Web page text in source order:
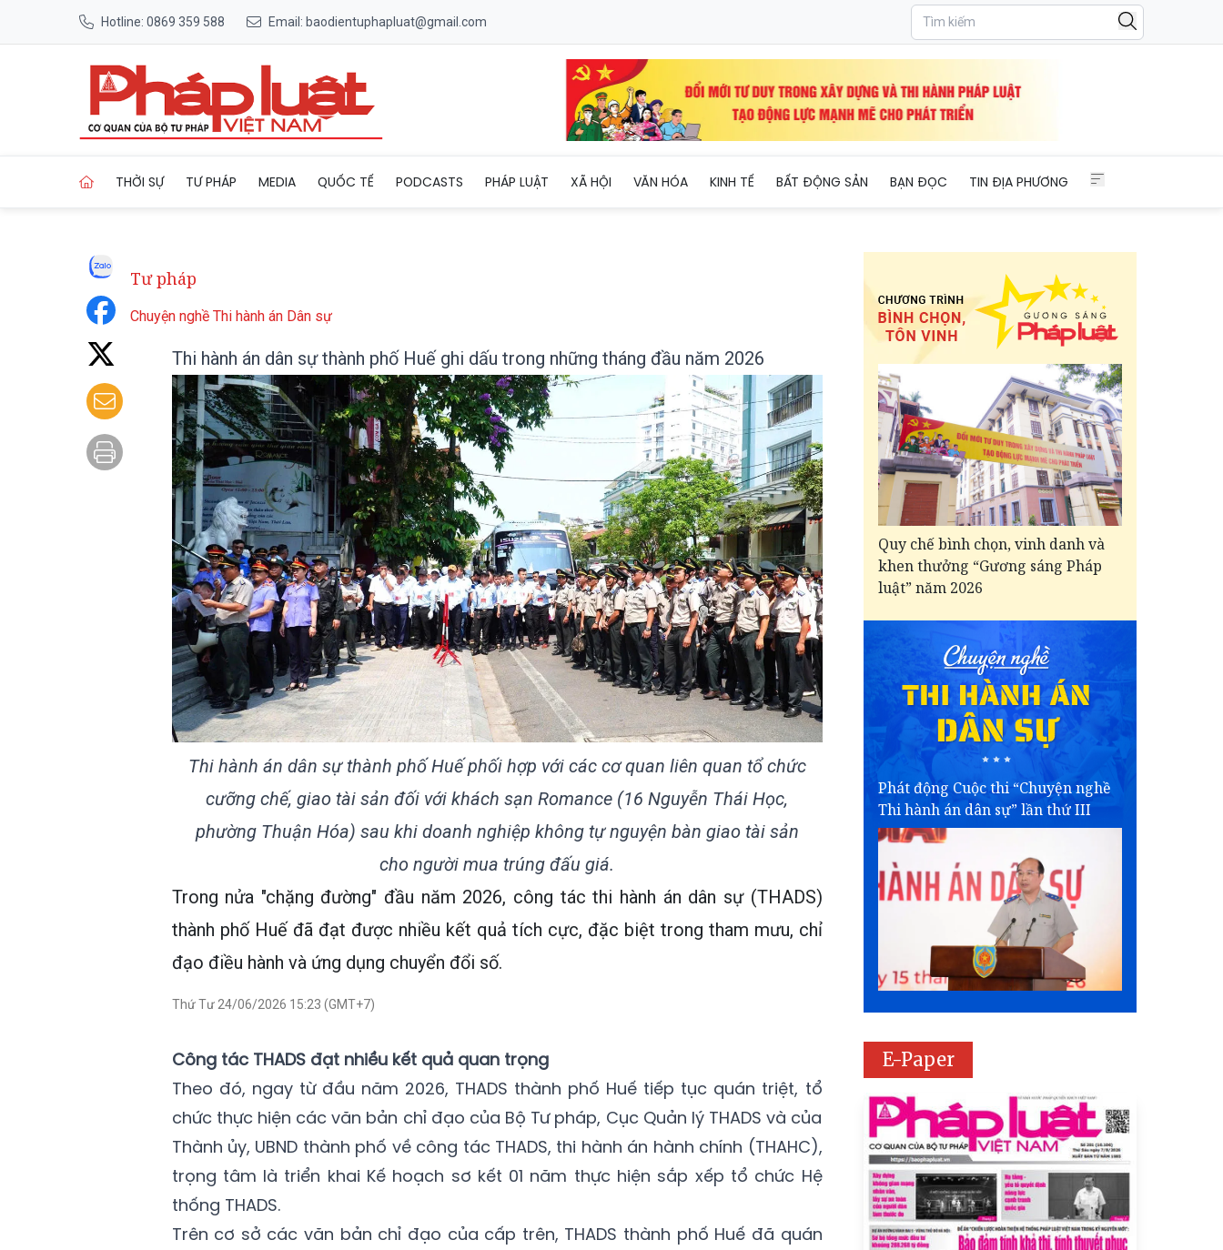
Hotline: 0869 359 588 Email: baodientuphapluat@gmail.com
THỜI SỰ TƯ PHÁP MEDIA QUỐC TẾ PODCASTS PHÁP LUẬT XÃ HỘI VĂN HÓA KINH TẾ BẤT ĐỘNG SẢN BẠN ĐỌC TIN ĐỊA PHƯƠNG
Tư pháp
Chuyện nghề Thi hành án Dân sự
Thi hành án dân sự thành phố Huế ghi dấu trong những tháng đầu năm 2026
Thi hành án dân sự thành phố Huế phối hợp với các cơ quan liên quan tổ chức
cưỡng chế, giao tài sản đối với khách sạn Romance (16 Nguyễn Thái Học,
phường Thuận Hóa) sau khi doanh nghiệp không tự nguyện bàn giao tài sản
cho người mua trúng đấu giá.
Trong nửa "chặng đường" đầu năm 2026, công tác thi hành án dân sự (THADS)
thành phố Huế đã đạt được nhiều kết quả tích cực, đặc biệt trong tham mưu, chỉ
đạo điều hành và ứng dụng chuyển đổi số.
Thứ Tư 24/06/2026 15:23 (GMT+7)
Công tác THADS đạt nhiều kết quả quan trọng
Theo đó, ngay từ đầu năm 2026, THADS thành phố Huế tiếp tục quán triệt, tổ
chức thực hiện các văn bản chỉ đạo của Bộ Tư pháp, Cục Quản lý THADS và của
Thành ủy, UBND thành phố về công tác THADS, thi hành án hành chính (THAHC),
trọng tâm là triển khai Kế hoạch sơ kết 01 năm thực hiện sắp xếp tổ chức Hệ
thống THADS.
Trên cơ sở các văn bản chỉ đạo của cấp trên, THADS thành phố Huế đã quán
Quy chế bình chọn, vinh danh và
khen thưởng “Gương sáng Pháp
luật” năm 2026
Phát động Cuộc thi “Chuyện nghề
Thi hành án dân sự” lần thứ III
E-Paper